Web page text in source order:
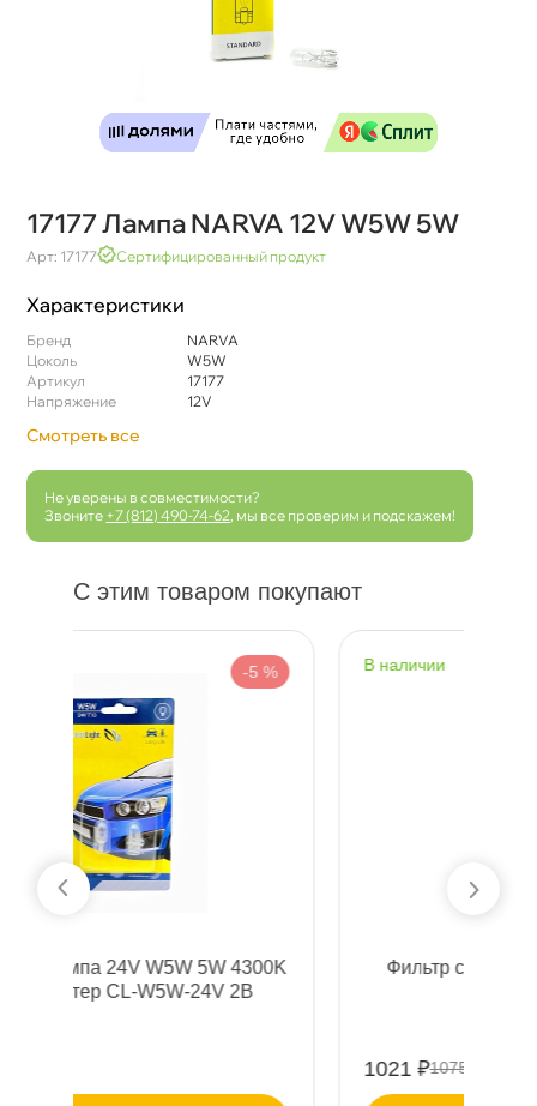
17177 Лампа NARVA 12V W5W 5W
Арт: 17177 Сертифицированный продукт
Характеристики
Бренд
NARVA
Цоколь
W5W
Артикул
17177
Напряжение
12V
Смотреть все
Не уверены в совместимости?
Звоните +7 (812) 490-74-62 , мы все проверим и подскажем!
С этим товаром покупают
-5 %
Фильтр салонный MANN CU3337